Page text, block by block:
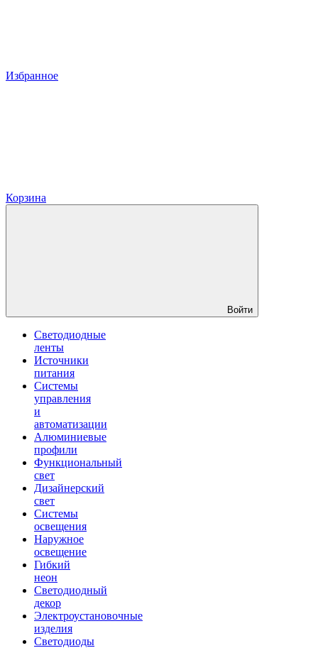
Избранное
Корзина
Войти
Светодиодные
ленты
Источники
питания
Системы
управления
и
автоматизации
Алюминиевые
профили
Функциональный
свет
Дизайнерский
свет
Системы
освещения
Наружное
освещение
Гибкий
неон
Светодиодный
декор
Электроустановочные
изделия
Светодиоды